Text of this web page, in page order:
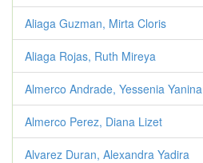
Aliaga Guzman, Mirta Cloris
Aliaga Rojas, Ruth Mireya
Almerco Andrade, Yessenia Yanina
Almerco Perez, Diana Lizet
Alvarez Duran, Alexandra Yadira